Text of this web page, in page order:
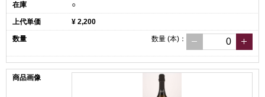
○
¥ 2,200
数量 (本) ：